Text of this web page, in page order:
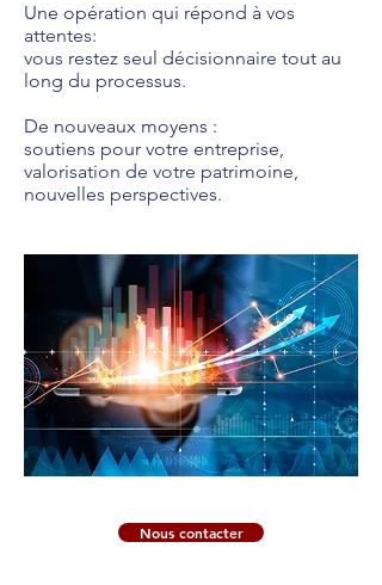
Une opération qui répond à vos
attentes:
vous restez seul décisionnaire tout au
long du processus.
De nouveaux moyens :
soutiens pour votre entreprise,
valorisation de votre patrimoine,
nouvelles perspectives.
Nous contacter